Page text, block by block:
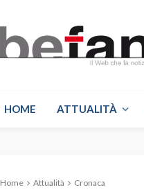
HOME ATTUALITÀ
Home Attualità Cronaca